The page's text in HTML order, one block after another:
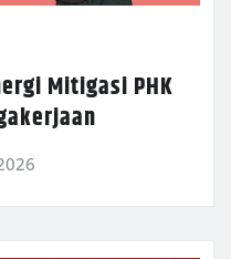
Mitigasi PHK